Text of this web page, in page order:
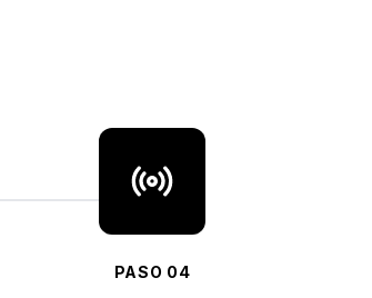
PASO 04